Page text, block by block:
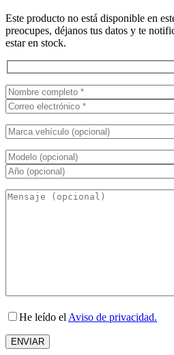
Este producto no está disponible en
preocupes, déjanos tus datos y te
estar en stock.
He leído el Aviso de privacidad.